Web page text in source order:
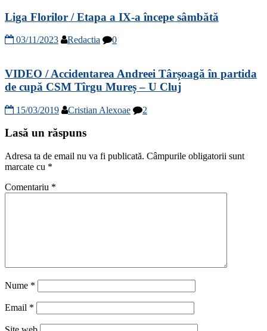
Liga Florilor / Etapa a IX-a începe sâmbătă
03/11/2023 Redactia 0
VIDEO / Accidentarea Andreei Târșoagă în partida
de cupă CSM Tîrgu Mureș – U Cluj
15/03/2019 Cristian Alexoae 2
Lasă un răspuns
Adresa ta de email nu va fi publicată. Câmpurile obligatorii sunt
marcate cu *
Comentariu *
Nume *
Email *